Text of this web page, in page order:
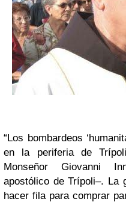
“Los bombardeos
en la periferia de Trípoli
Monseñor Giovanni
apostólico de Trípoli–. La
hacer fila para comprar